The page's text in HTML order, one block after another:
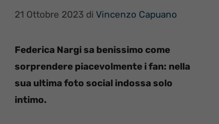
21 Ottobre 2023 di Vincenzo Capuano
Federica Nargi sa benissimo come
sorprendere piacevolmente i fan: nella
sua ultima foto social indossa solo
intimo.